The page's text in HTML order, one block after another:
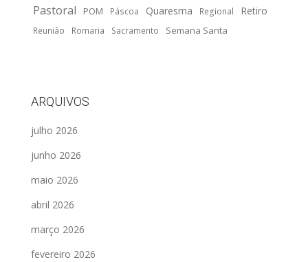
Pastoral
POM Páscoa Quaresma Regional Retiro
Reunião Romaria Sacramento Semana Santa
ARQUIVOS
julho 2026
junho 2026
maio 2026
abril 2026
março 2026
fevereiro 2026